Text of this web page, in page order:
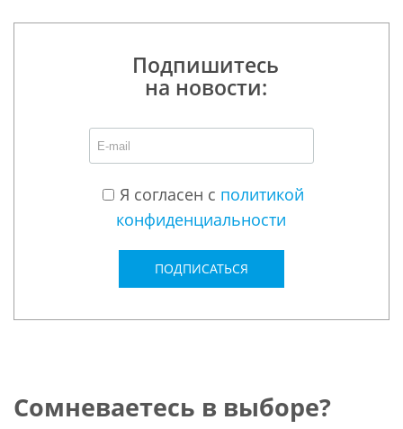
Подпишитесь
на новости:
Я согласен с политикой
конфиденциальности
ПОДПИСАТЬСЯ
Сомневаетесь в выборе?